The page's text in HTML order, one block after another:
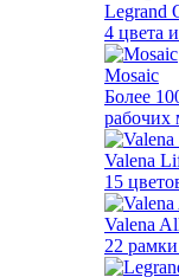
Legrand
4 цвета
Mosaic
Более
рабочих
Valena
15
Valena
22